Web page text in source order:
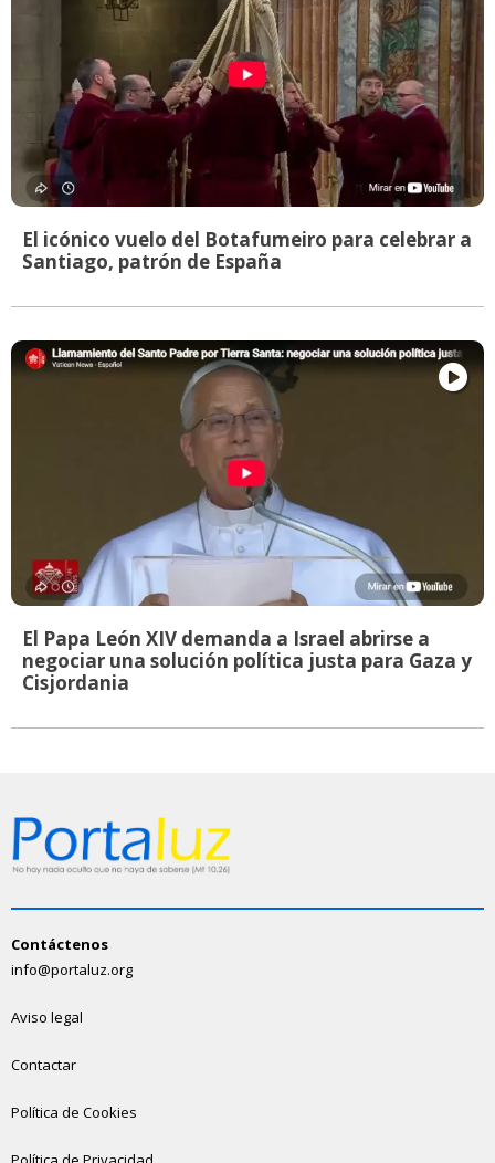
El icónico vuelo del Botafumeiro para celebrar a
Santiago, patrón de España
El Papa León XIV demanda a Israel abrirse a
negociar una solución política justa para Gaza y
Cisjordania
Contáctenos
info@portaluz.org
Aviso legal
Contactar
Política de Cookies